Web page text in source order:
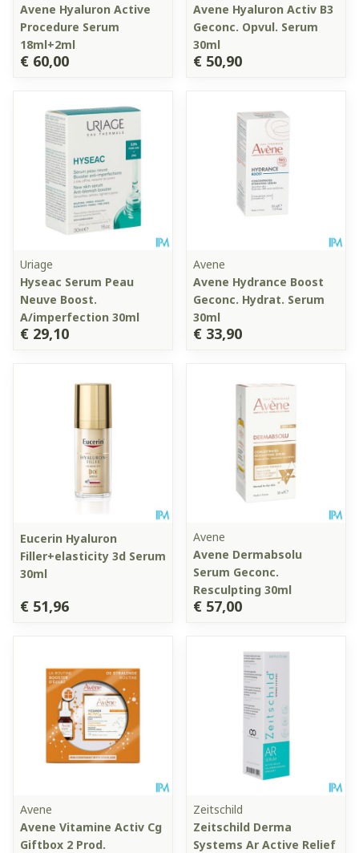
Avene Hyaluron Active
Procedure Serum
18ml+2ml
€ 60,00
Avene Hyaluron Activ B3
Geconc. Opvul. Serum
30ml
€ 50,90
Uriage
Hyseac Serum Peau
Neuve Boost.
A/imperfection 30ml
€ 29,10
Avene
Avene Hydrance Boost
Geconc. Hydrat. Serum
30ml
€ 33,90
Eucerin Hyaluron
Filler+elasticity 3d Serum
30ml
€ 51,96
Avene
Avene Dermabsolu
Serum Geconc.
Resculpting 30ml
€ 57,00
Avene
Avene Vitamine Activ Cg
Giftbox 2 Prod.
Zeitschild
Zeitschild Derma
Systems Ar Active Relief